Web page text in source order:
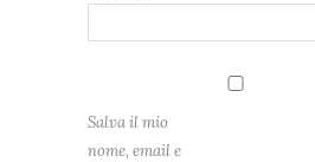
Salva il mio
nome, email e